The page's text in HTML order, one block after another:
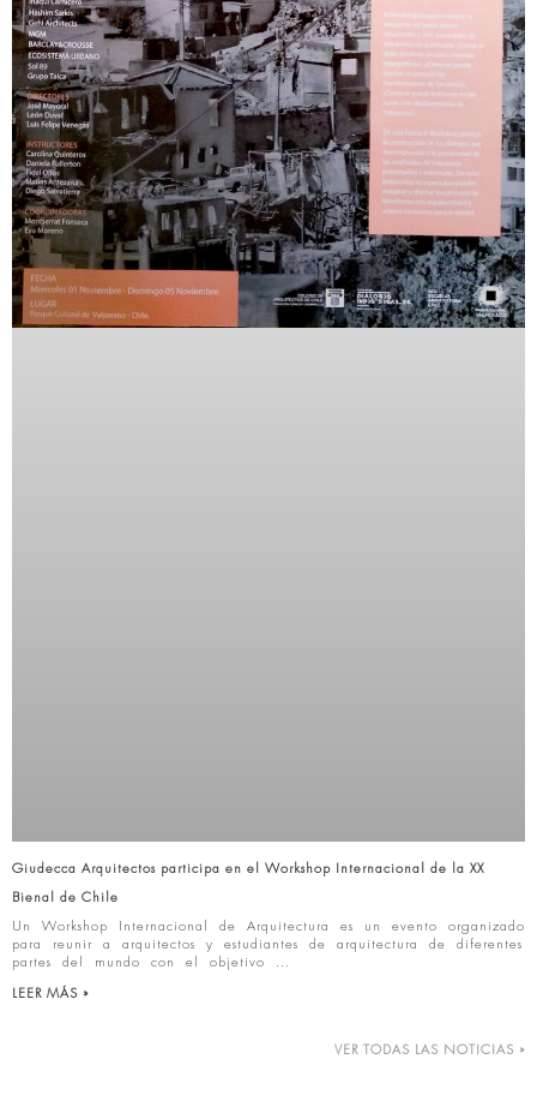
Giudecca Arquitectos participa en el Workshop Internacional de la XX
Bienal de Chile
Un Workshop Internacional de Arquitectura es un evento organizado
para reunir a arquitectos y estudiantes de arquitectura de diferentes
partes del mundo con el objetivo
LEER MÁS »
VER TODAS LAS NOTICIAS »